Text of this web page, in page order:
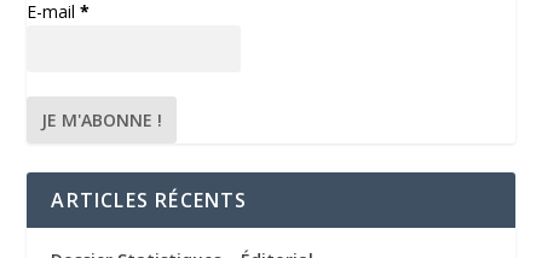
E-mail*
ARTICLES RÉCENTS